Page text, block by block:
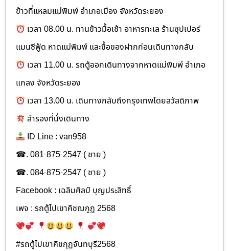
ข้าวที่แหลมแม่พิมพ์ อำเภอเมือง จังหวัดระยอง
เวลา 08.00 น. ทานข้าวมื้อเช้า อาหารทะเล ร้านซุปเปอร์
แมนซีฟู้ด หาดแม่พิมพ์ และซื้อของฝากก่อนเดินทางกลับ
เวลา 11.00 น. รถตู้ออกเดินทางจากหาดแม่พิมพ์ อำเภอ
แกลง จังหวัดระยอง
เวลา 13.00 น. เดินทางกลับถึงกรุงเทพโดยสวัสดิภาพ
สำรองที่นั่งเดินทาง
ID Line : van958
☎. 081-875-2547 ( ชาย )
☎. 084-875-2547 ( ชาย )
Facebook : เฉลิมศิลป์ บุญประสิทธิ์
เพจ : รถตู้ไปเขาคิชฌกูฏ 2568
#รถตู้ไปเขาคิชกุฏจันทบุรี2568